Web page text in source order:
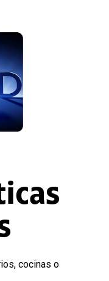
cocinas o